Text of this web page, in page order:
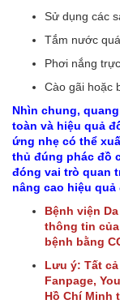
Sử dụng các
Tắm nước
Phơi nắng
Cào gãi hoặc
Nhìn chung,
toàn và hiệu quả
ứng nhẹ có thể
thủ đúng phác đồ
đóng vai trò quan
nâng cao hiệu quả
Bệnh viện
thông tin
bệnh bằng
Lưu ý: Tất
Fanpage,
Hồ Chí Minh